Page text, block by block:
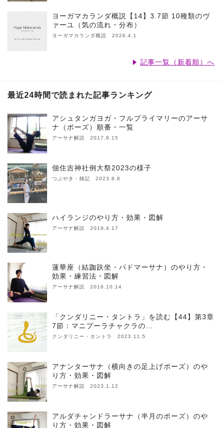
ヨーガマカランダ概説【14】3.7節 10種類のヴ
ァーユ（気の流れ・分布）
ヨーガマカランダ概説 2026.4.1
記事一覧（新着順）へ
最近24時間で読まれた記事ランキング
アシュタンガヨガ・フルプライマリーのアーサ
ナ（ポーズ）順番・一覧
アーサナ解説 2017.8.15
佃住吉神社例大祭2023の様子
つぶやき・雑記 2023.8.8
ハイランジのやり方・効果・図解
アーサナ解説 2019.4.17
蓮華座（結跏趺坐・パドマーサナ）のやり方・
効果・練習法・図解
アーサナ解説 2016.10.14
「クンダリニー・タントラ」を読む【44】第3章
7節：マニプーラチャクラの…
クンダリニー・タントラ 2023.11.5
アナンターサナ（横向きの足上げポーズ）のや
り方・効果・図解
アーサナ解説 2023.1.12
アルダチャンドラーサナ（半月のポーズ）のや
り方・効果・図解